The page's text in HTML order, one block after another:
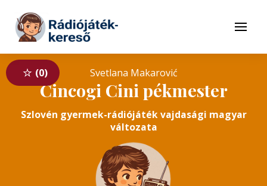
Tovább a tartalomhoz
Menü
0 Svetlana Makarović
Cincogi Cini pékmester
Szlovén gyermek-rádiójáték vajdasági magyar
változata